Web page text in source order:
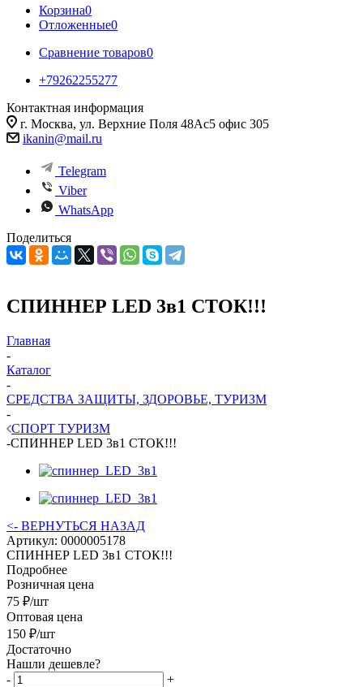
Корзина0
Отложенные0
Сравнение товаров0
+79262255277
Контактная информация
г. Москва, ул. Верхние Поля 48Ас5 офис 305
ikanin@mail.ru
Telegram
Viber
WhatsApp
Поделиться
СПИННЕР LED 3в1 СТОК!!!
Главная
-
Каталог
-
СРЕДСТВА ЗАЩИТЫ, ЗДОРОВЬЕ, ТУРИЗМ
-
СПОРТ ТУРИЗМ
-СПИННЕР LED 3в1 СТОК!!!
<- ВЕРНУТЬСЯ НАЗАД
Артикул: 0000005178
СПИННЕР LED 3в1 СТОК!!!
Подробнее
Розничная цена
75 ₽/шт
Оптовая цена
150 ₽/шт
Достаточно
Нашли дешевле?
-
+